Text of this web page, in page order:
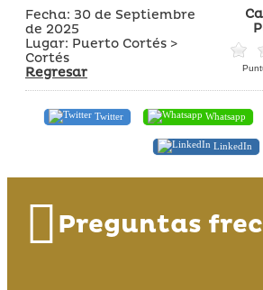
Fecha: 30 de Septiembre
de 2025
Lugar: Puerto Cortés >
Cortés
Regresar
Twitter Whatsapp
LinkedIn
Preguntas